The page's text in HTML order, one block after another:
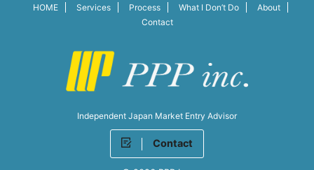
HOME Services Process What I Don’t Do
About
Contact
Independent Japan Market Entry Advisor
Contact